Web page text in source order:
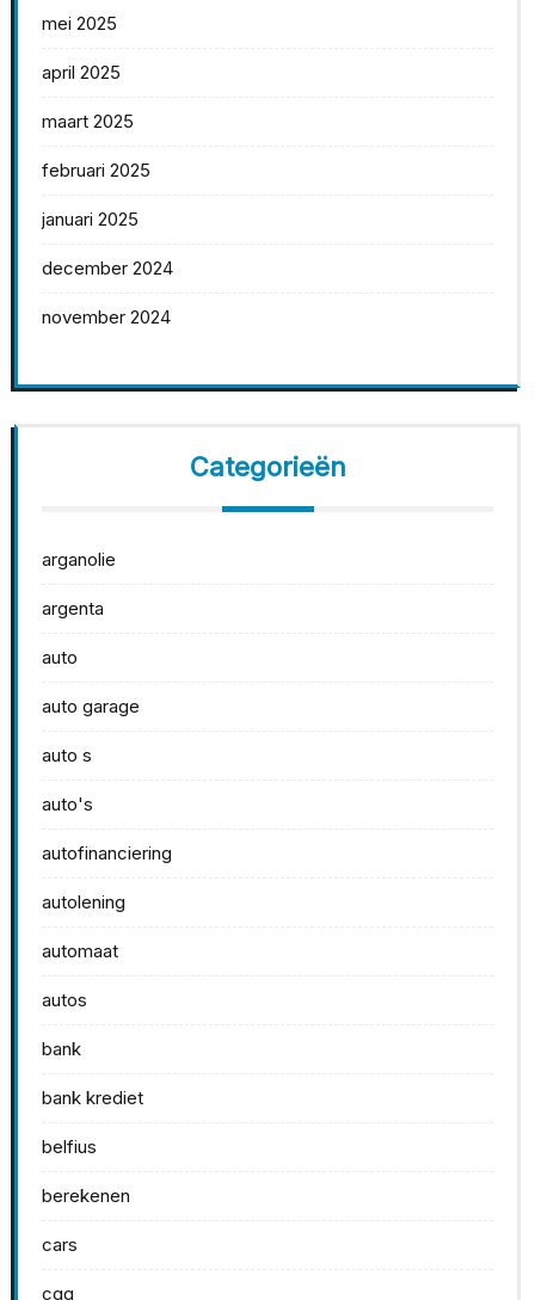
mei 2025
april 2025
maart 2025
februari 2025
januari 2025
december 2024
november 2024
Categorieën
arganolie
argenta
auto
auto garage
auto s
auto's
autofinanciering
autolening
automaat
autos
bank
bank krediet
belfius
berekenen
cars
cgg